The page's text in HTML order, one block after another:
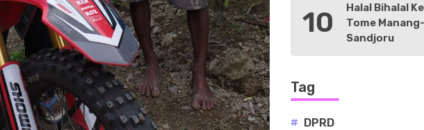
10
Halal Bihalal
Tome
Sandjoru
Tag
# DPRD